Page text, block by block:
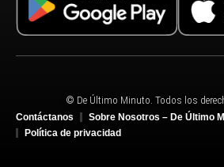
© De Último Minuto. Todos los
Contáctanos
Sobre Nosotros – De Último
Política de privacidad